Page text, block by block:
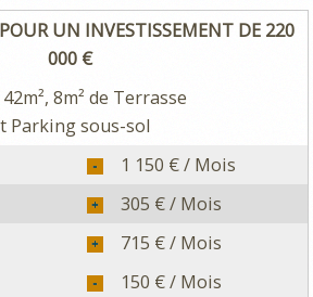
UN INVESTISSEMENT DE 220
000 €
8m² de Terrasse
Parking sous-sol
1 150 € / Mois
305 € / Mois
715 € / Mois
150 € / Mois